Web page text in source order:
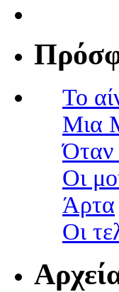
Το
Μια
Όταν
Οι
Άρτα
Οι